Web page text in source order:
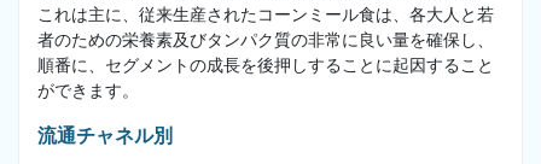
これは主に、従来生産されたコーンミール食は、各大人と若
者のための栄養素及びタンパク質の非常に良い量を確保し、
順番に、セグメントの成長を後押しすることに起因すること
ができます。
流通チャネル別